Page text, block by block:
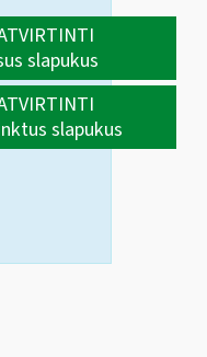
slapukus
slapukus